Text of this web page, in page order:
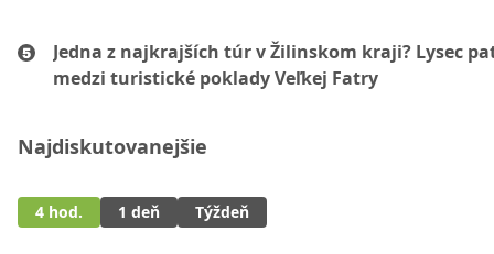
Jedna z najkrajších túr v Žilinskom kraji? Lysec
medzi turistické poklady Veľkej Fatry
Najdiskutovanejšie
4 hod. 1 deň Týždeň